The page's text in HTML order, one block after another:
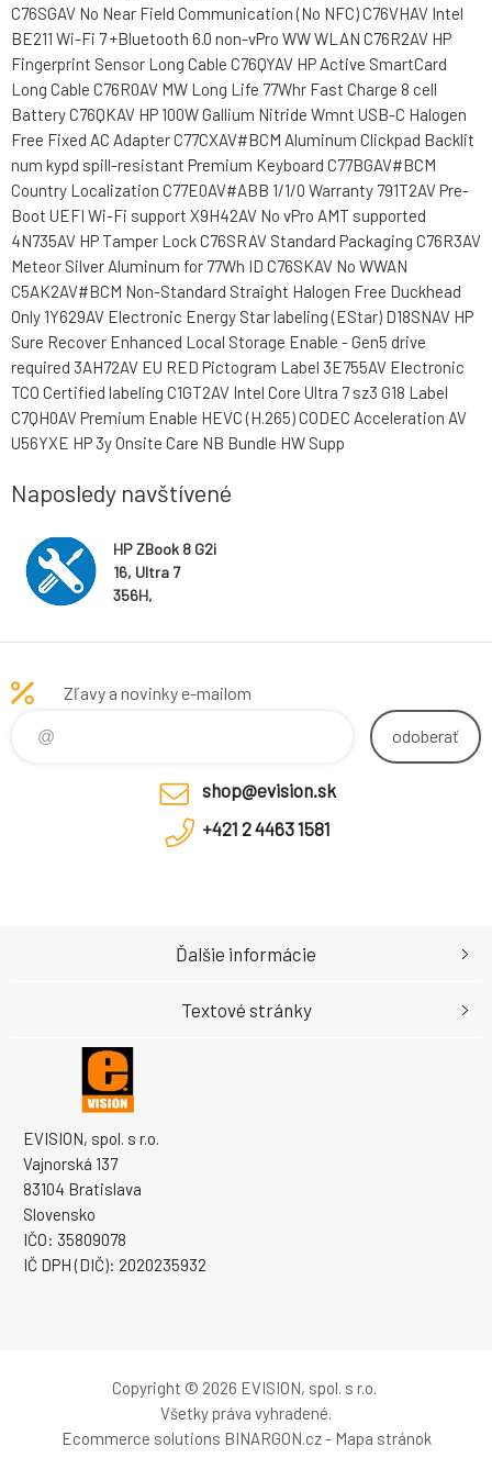
C76SGAV No Near Field Communication (No NFC) C76VHAV Intel
BE211 Wi-Fi 7 +Bluetooth 6.0 non-vPro WW WLAN C76R2AV HP
Fingerprint Sensor Long Cable C76QYAV HP Active SmartCard
Long Cable C76R0AV MW Long Life 77Whr Fast Charge 8 cell
Battery C76QKAV HP 100W Gallium Nitride Wmnt USB-C Halogen
Free Fixed AC Adapter C77CXAV#BCM Aluminum Clickpad Backlit
num kypd spill-resistant Premium Keyboard C77BGAV#BCM
Country Localization C77E0AV#ABB 1/1/0 Warranty 791T2AV Pre-
Boot UEFI Wi-Fi support X9H42AV No vPro AMT supported
4N735AV HP Tamper Lock C76SRAV Standard Packaging C76R3AV
Meteor Silver Aluminum for 77Wh ID C76SKAV No WWAN
C5AK2AV#BCM Non-Standard Straight Halogen Free Duckhead
Only 1Y629AV Electronic Energy Star labeling (EStar) D18SNAV HP
Sure Recover Enhanced Local Storage Enable - Gen5 drive
required 3AH72AV EU RED Pictogram Label 3E755AV Electronic
TCO Certified labeling C1GT2AV Intel Core Ultra 7 sz3 G18 Label
C7QH0AV Premium Enable HEVC (H.265) CODEC Acceleration AV
U56YXE HP 3y Onsite Care NB Bundle HW Supp
Naposledy navštívené
HP ZBook 8 G2i
16, Ultra 7
356H,
00, 32GB, SSD
3-3
Zľavy a novinky e-mailom
odoberať
shop@evision.sk
+421 2 4463 1581
EVISION, spol. s r.o.
Vajnorská 137
83104 Bratislava
Slovensko
IČO: 35809078
IČ DPH (DIČ): 2020235932
Ďalšie informácie
Textové stránky
Copyright © 2026 EVISION, spol. s r.o.
Všetky práva vyhradené.
Ecommerce solutions BINARGON.cz- Mapa stránok